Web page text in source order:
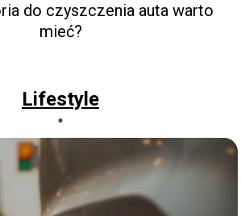
do czyszczenia auta warto
mieć?
Lifestyle